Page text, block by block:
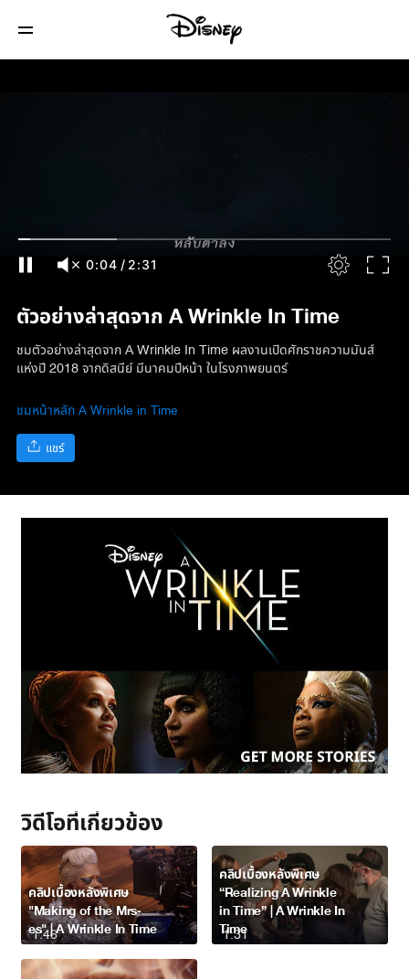
0:05 / 2:31
ตัวอย่างล่าสุดจาก A Wrinkle In Time
ชมตัวอย่างล่าสุดจาก A Wrinkle In Time ผลงานเปิดศักราชความมันส์
แห่งปี 2018 จากดิสนีย์ มีนาคมปีหน้า ในโรงภาพยนตร์
ชมหน้าหลัก A Wrinkle in Time
แชร์
วิดีโอที่เกี่ยวข้อง
1:46
คลิปเบื้องหลังพิเศษ
"Making of the Mrs-
es" | A Wrinkle In Time
1:31
คลิปเบื้องหลังพิเศษ
“Realizing A Wrinkle
in Time” | A Wrinkle In
Time